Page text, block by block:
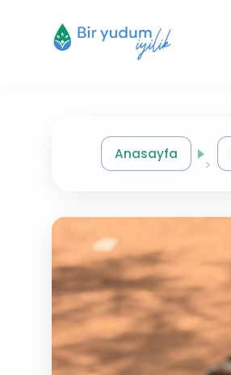
Anasayfa